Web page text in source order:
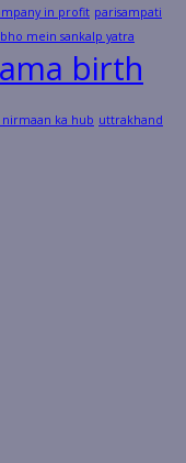
in profit parisampati
mein sankalp yatra
birth
ka hub uttrakhand